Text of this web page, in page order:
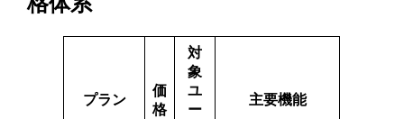
プラン
価
格
対
象
ユ
ー
主要機能